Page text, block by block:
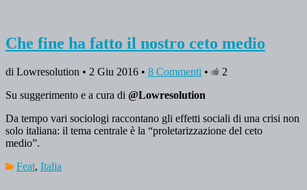
Che fine ha fatto il nostro ceto medio
di Lowresolution • 2 Giu 2016 • 8 Commenti •
2
Su suggerimento e a cura di @Lowresolution
Da tempo vari sociologi raccontano gli effetti sociali di una crisi non
solo italiana: il tema centrale è la “proletarizzazione del ceto
medio”.
Feat, Italia